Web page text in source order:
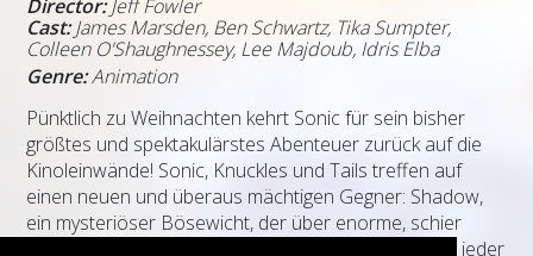
Director: Jeff Fowler
Cast: James Marsden, Ben Schwartz, Tika Sumpter,
Colleen O'Shaughnessey, Lee Majdoub, Idris Elba
Genre:Animation
Pünktlich zu Weihnachten kehrt Sonic für sein bisher
größtes und spektakulärstes Abenteuer zurück auf die
Kinoleinwände! Sonic, Knuckles und Tails treffen auf
einen neuen und überaus mächtigen Gegner: Shadow,
ein mysteriöser Bösewicht, der über enorme, schier
unvorstellbare Kräfte verfügt. Da ihre Fähigkeiten in jeder